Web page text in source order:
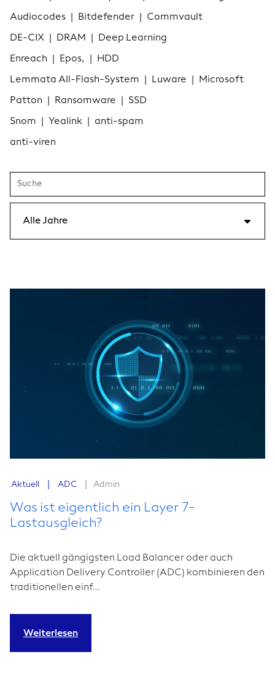
Audiocodes | Bitdefender | Commvault
DE-CIX | DRAM | Deep Learning
Enreach | Epos, | HDD
Lemmata All-Flash-System | Luware | Microsoft
Patton | Ransomware | SSD
Snom | Yealink | anti-spam
anti-viren
Alle Jahre
Aktuell | ADC | Admin
Was ist eigentlich ein Layer 7-
Lastausgleich?
Die aktuell gängigsten Load Balancer oder auch
Application Delivery Controller (ADC) kombinieren den
traditionellen einf...
Weiterlesen